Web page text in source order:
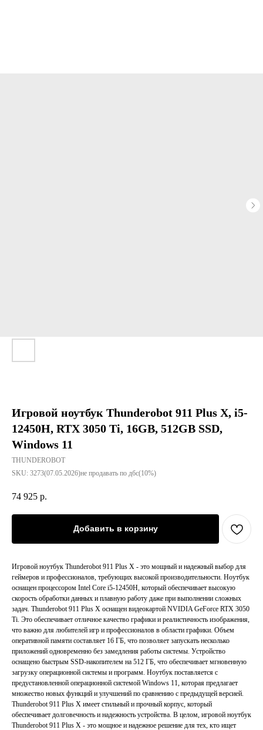
Игровой ноутбук Thunderobot 911 Plus X, i5-
12450H, RTX 3050 Ti, 16GB, 512GB SSD,
Windows 11
THUNDEROBOT
SKU: 3273(07.05.2026)не продавать по дбс(10%)
74 925 р.
Добавить в корзину
Игровой ноутбук Thunderobot 911 Plus X - это мощный и надежный выбор для
геймеров и профессионалов, требующих высокой производительности. Ноутбук
оснащен процессором Intel Core i5-12450H, который обеспечивает высокую
скорость обработки данных и плавную работу даже при выполнении сложных
задач. Thunderobot 911 Plus X оснащен видеокартой NVIDIA GeForce RTX 3050
Ti. Это обеспечивает отличное качество графики и реалистичность изображения,
что важно для любителей игр и профессионалов в области графики. Объем
оперативной памяти составляет 16 ГБ, что позволяет запускать несколько
приложений одновременно без замедления работы системы. Устройство
оснащено быстрым SSD-накопителем на 512 ГБ, что обеспечивает мгновенную
загрузку операционной системы и программ. Ноутбук поставляется с
предустановленной операционной системой Windows 11, которая предлагает
множество новых функций и улучшений по сравнению с предыдущей версией.
Thunderobot 911 Plus X имеет стильный и прочный корпус, который
обеспечивает долговечность и надежность устройства. В целом, игровой ноутбук
Thunderobot 911 Plus X - это мощное и надежное решение для тех, кто ищет